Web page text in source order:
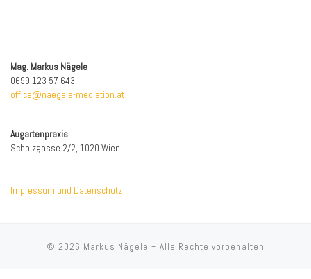
Mag. Markus Nägele
0699 123 57 643
office@naegele-mediation.at
Augartenpraxis
Scholzgasse 2/2, 1020 Wien
Impressum und Datenschutz
© 2026 Markus Nägele – Alle Rechte vorbehalten